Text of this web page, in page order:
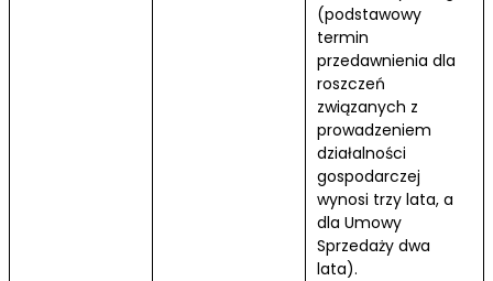
(podstawowy
termin
przedawnienia dla
roszczeń
związanych z
prowadzeniem
działalności
gospodarczej
wynosi trzy lata, a
dla Umowy
Sprzedaży dwa
lata).